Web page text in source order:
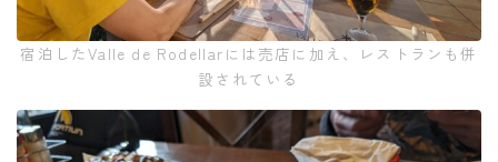
宿泊したValle de Rodellarには売店に加え、レストランも併
設されている